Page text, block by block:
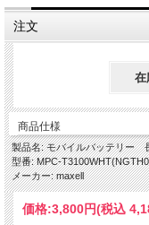
注文
在
商品仕様
製品名: モバイルバッテリー
型番: MPC-
メーカー: maxell
価格:3,800円(税込